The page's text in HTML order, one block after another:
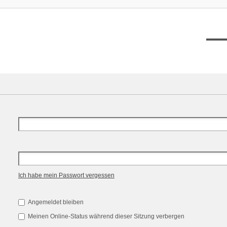
Ich habe mein Passwort vergessen
Angemeldet bleiben
Meinen Online-Status während dieser Sitzung verbergen